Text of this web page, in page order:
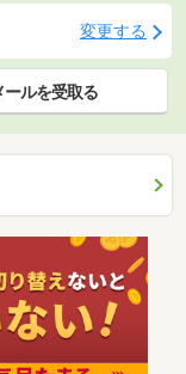
変更する
ールを受取る